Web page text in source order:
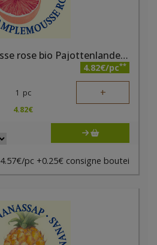
Jus de pamplemousse rose bio Pajottenlander 75cl
4.82€/pc**
1 pc +
4.82€
4.57€/pc +0.25€ consigne boutei